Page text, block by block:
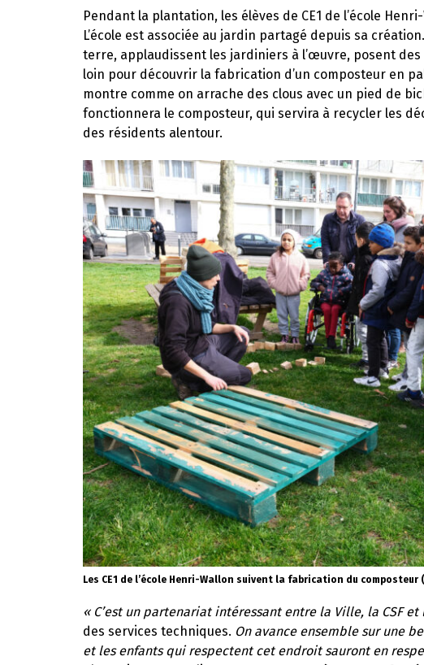
Pendant la plantation, les élèves de CE1 de l’école
L’école est associée au jardin partagé depuis sa
terre, applaudissent les jardiniers à l’œuvre, posent
loin pour découvrir la fabrication d’un composteur en
montre comme on arrache des clous avec un pied de
fonctionnera le composteur, qui servira à recycler les
des résidents alentour.
Les CE1 de l’école Henri-Wallon suivent la fabrication du composteur
« C’est un partenariat intéressant entre la Ville, la CSF et
des services techniques. On avance ensemble sur une
et les enfants qui respectent cet endroit sauront en